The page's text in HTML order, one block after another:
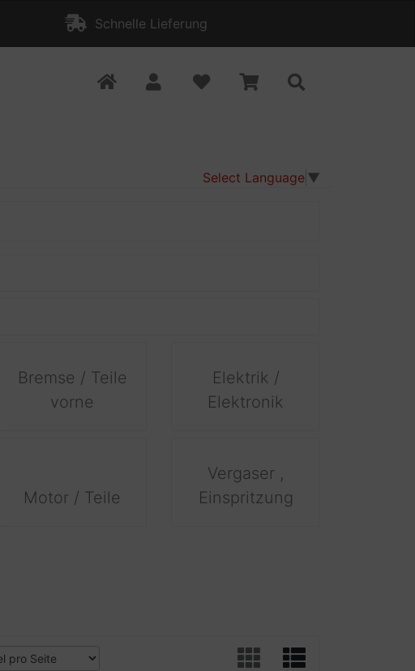
Schnelle Lieferung
Select Language ▼
Bremse / Teile
vorne
Elektrik /
Elektronik
Motor / Teile
Vergaser ,
Einspritzung